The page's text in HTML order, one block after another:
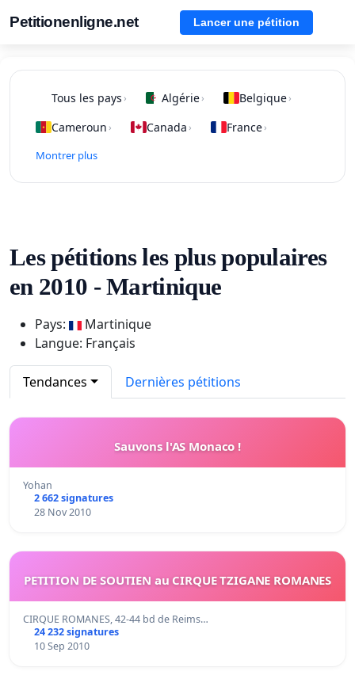
Petitionenligne.net Lancer une pétition
Tous les pays › Algérie› Belgique›
Cameroun › Canada › France›
Montrer plus
Les pétitions les plus populaires
en 2010 - Martinique
Pays:
Martinique
Langue: Français
Tendances Dernières pétitions
Sauvons l'AS Monaco !
Yohan
2 662 signatures
28 Nov 2010
PETITION DE SOUTIEN au CIRQUE TZIGANE ROMANES
CIRQUE ROMANES, 42-44 bd de Reims…
24 232 signatures
10 Sep 2010